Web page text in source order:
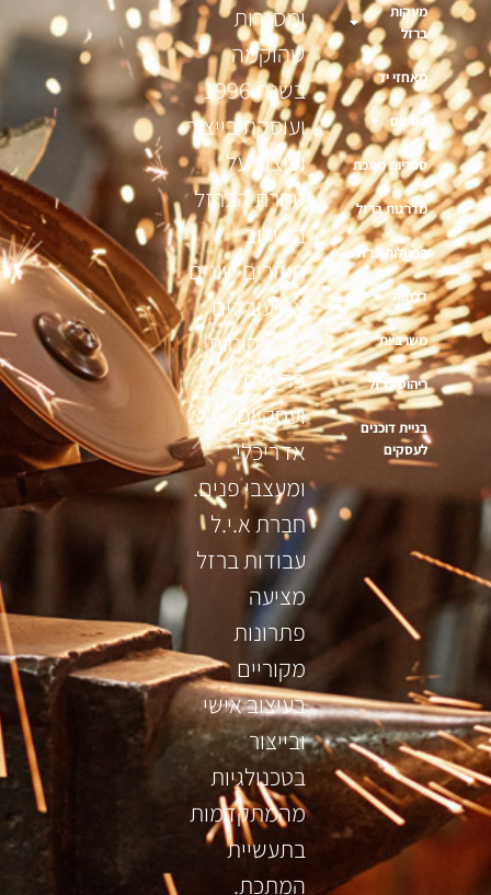
מעקות
ברזל
מאחזי יד
סורגים
ספריות מתכת
מדרגות ברזל
פרגולות ברזל
דלתות
משרביות
ריהוט ברזל
בניית דוכנים
לעסקים
ומסגרות
שהוקמה
בשנת 1996
ועוסקת בייצור
ועיצוב על
טהרת הברזל
בשילוב
חומרים שונים
אנו עובדים
מול לקוחות
פרטיים
ועסקיים,
אדריכלי
ומעצבי פנים.
חברת א.י.ל
עבודות ברזל
מציעה
פתרונות
מקוריים
בעיצוב אישי
ובייצור
בטכנולגיות
מהמתקדמות
בתעשיית
המתכת.